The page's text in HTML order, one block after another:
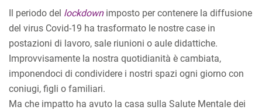
Il periodo del lockdownimposto per contenere la diffusione
del virus Covid-19 ha trasformato le nostre case in
postazioni di lavoro, sale riunioni o aule didattiche.
Improvvisamente la nostra quotidianità è cambiata,
imponendoci di condividere i nostri spazi ogni giorno con
coniugi, figli o familiari.
Ma che impatto ha avuto la casa sulla Salute Mentale dei